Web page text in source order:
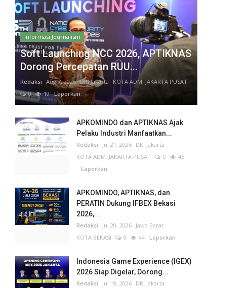
Informasi Journalism
Soft Launching NCC 2026, APTIKNAS
Dorong Percepatan RUU...
Redaksi Aug 7, 2026 DKI Jakarta
KOTA ADM. JAKARTA PUSAT
0
19Laporkan
APKOMINDO dan APTIKNAS Ajak
Pelaku Industri Manfaatkan...
Redaksi Jul 21, 2026 DKI Jakarta
KOTA ADM. JAKARTA PUSAT
0
45
Laporkan
APKOMINDO, APTIKNAS, dan
PERATIN Dukung IFBEX Bekasi
2026,...
Redaksi Jul 20, 2026 Jawa Barat
KOTA BEKASI
0 44 Laporkan
Indonesia Game Experience (IGEX)
2026 Siap Digelar, Dorong...
Redaksi Jul 19, 2026 DKI Jakarta